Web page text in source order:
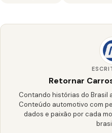
Retornar
Contando histórias do Brasil
Conteúdo automotivo com
dados e paixão por cada